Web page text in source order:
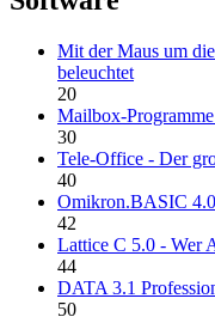
Mit der Maus um
beleuchtet
20
Mailbox-
30
Tele-Office - Der
40
Omikron.BASIC
42
Lattice C 5.0 - Wer
44
DATA 3.1
50